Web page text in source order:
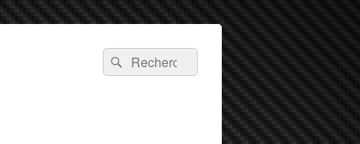
Recherche :
Rechercher